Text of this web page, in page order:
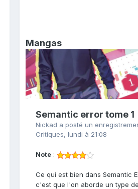
Mangas
Semantic error tome 1
Nickad a posté un
Critiques, lundi à 21:08
Note:
Ce qui est bien dans Semantic
c'est que l'on aborde un type de